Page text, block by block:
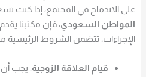
على الاندماج في المجتمع، إذا كنت
المواطن السعودي، فإن مكتبنا
الإجراءات، تتضمن الشروط الرئيسية
قيام العلاقة الزوجية: يجب أن